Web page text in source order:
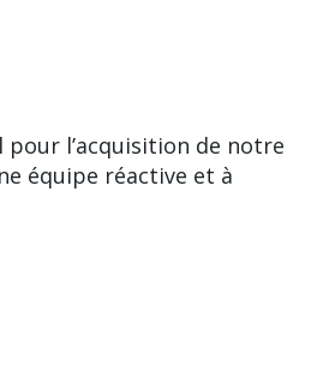
pour l’acquisition de notre
équipe réactive et à